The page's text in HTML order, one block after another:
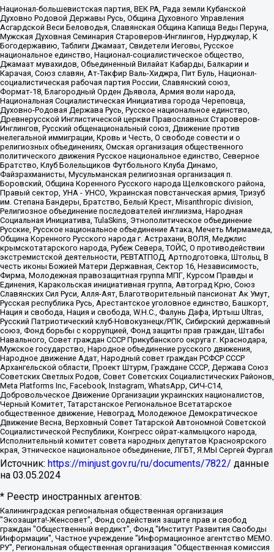
Национал-большевистская партия, ВЕК РА, Рада земли Кубанской
Духовно Родовой Державы Русь, Община Духовного Управления
Асгардской Веси Беловодья, Славянская Община Капища Веды Перуна,
Мужская Духовная Семинария Староверов-Инглингов, Нурджулар, К
Богодержавию, Таблиги Джамаат, Свидетели Иеговы, Русское
национальное единство, Национал-социалистическое общество,
Джамаат мувахидов, Объединенный Вилайат Кабарды, Балкарии и
Карачая, Союз славян, Ат-Такфир Валь-Хиджра, Пит Буль, Национал-
социалистическая рабочая партия России, Славянский союз,
Формат-18, Благородный Орден Дьявола, Армия воли народа,
Национальная Социалистическая Инициатива города Череповца,
Духовно-Родовая Держава Русь, Русское национальное единство,
Древнерусской Инглистической церкви Православных Староверов-
Инглингов, Русский общенациональный союз, Движение против
нелегальной иммиграции, Кровь и Честь, О свободе совести и о
религиозных объединениях, Омская организация общественного
политического движения Русское национальное единство, Северное
Братство, Клуб Болельщиков Футбольного Клуба Динамо,
Файзрахманисты, Мусульманская религиозная организация п.
Боровский, Община Коренного Русского народа Щелковского района,
Правый сектор, УНА - УНСО, Украинская повстанческая армия, Тризуб
им. Степана Бандеры, Братство, Белый Крест, Misanthropic division,
Религиозное объединение последователей инглиизма, Народная
Социальная Инициатива, TulaSkins, Этнополитическое объединение
Русские, Русское национальное объединение Атака, Мечеть Мирмамеда,
Община Коренного Русского народа г. Астрахани, ВОЛЯ, Меджлис
крымскотатарского народа, Рубеж Севера, ТОЙС, О противодействии
экстремистской деятельности, РЕВТАТПОД, Артподготовка, Штольц, В
честь иконы Божией Матери Державная, Сектор 16, Независимость,
Фирма, Молодежная правозащитная группа МПГ, Курсом Правды и
Единения, Каракольская инициативная группа, Автоград Крю, Союз
Славянских Сил Руси, Алля-Аят, Благотворительный пансионат Ак Умут,
Русская республика Русь, Арестантское уголовное единство, Башкорт,
Нация и свобода, Нация и свобода, W.H.С., Фалунь Дафа, Иртыш Ultras,
Русский Патриотический клуб-Новокузнецк/РПК, Сибирский державный
союз, Фонд борьбы с коррупцией, Фонд защиты прав граждан, Штабы
Навального, Совет граждан СССР Прикубанского округа г. Краснодара,
Мужское государство, Народное объединение русского движения,
Народное движение Адат, Народный совет граждан РСФСР СССР
Архангельской области, Проект Штурм, Граждане СССР, Держава Союз
Советских Светлых Родов, Совет Советских Социалистических Районов,
Meta Platforms Inc, Facebook, Instagram, WhatsApp, СИЧ-С14,
Добровольческое Движение Организации украинских националистов,
Черный Комитет, Татарстанское Региональное Всетатарское
общественное движение, Невоград, Молодежное Демократическое
Движение Весна, Верховный Совет Татарской Автономной Советской
Социалистической Республики, Конгресс ойрат-калмыцкого народа,
Исполнительный комитет совета народных депутатов Красноярского
края, Этническое национальное объединение, ЛГБТ, Я.МЫ Сергей Фургал
Источник: https://minjust.gov.ru/ru/documents/7822/ данные
на 03.05.2024
* Реестр иностранных агентов:
Калининградская региональная общественная организация "Экозащита!-Женсовет", Фонд содействия защите прав и свобод граждан "Общественный вердикт", Фонд "Институт Развития Свободы Информации", Частное учреждение "Информационное агентство МЕМО. РУ", Региональная общественная организация "Общественная комиссия по сохранению наследия академика Сахарова", Фонд поддержки свободы прессы, Санкт-Петербургская общественная правозащитная организация "Гражданский контроль", Межрегиональная общественная организация "Информационно-просветительский центр "Мемориал", Региональный Фонд "Центр Защиты Прав Средств Массовой Информации", с 05.12.2023 Фонд "Центр Защиты Прав Средств массовой информации", Региональная общественная благотворительная организация помощи беженцам и мигрантам "Гражданское содействие", Негосударственное образовательное учреждение дополнительного профессионального образования (повышение квалификации) специалистов "АКАДЕМИЯ ПО ПРАВАМ ЧЕЛОВЕКА", Свердловская региональная общественная организация "Сутяжник", Автономная некоммерческая организация "Центр независимых социологических исследований", Союз общественных объединений "Российский исследовательский центр по правам человека", Региональное общественное учреждение научно-информационный центр "МЕМОРИАЛ", Некоммерческая организация "Фонд защиты гласности", Автономная некоммерческая организация "Институт прав человека", Городская общественная организация "Екатеринбургское общество "МЕМОРИАЛ", Городская общественная организация "Рязанское историко-просветительское и правозащитное общество "Мемориал" (Рязанский Мемориал), Челябинский региональный орган общественной самодеятельности – женское общественное объединение "Женщины Евразии", Челябинский региональный орган общественной самодеятельности "Уральская правозащитная группа", Фонд содействия защите здоровья и социальной справедливости имени Андрея Рылькова, Автономная Некоммерческая Организация "Аналитический Центр Юрия Левады", Автономная некоммерческая организация социальной поддержки населения "Проект Апрель", Региональная общественная организация помощи женщинам и детям, находящимся в кризисной ситуации "Информационно-методический центр "Анна", Фонд содействия развитию массовых коммуникаций и правовому просвещению "Так-так-Так", Фонд содействия устойчивому развитию "Серебряная тайга", Свердловский региональный общественный фонд социальных проектов "Новое время", "Idel.Реалии", Кавказ.Реалии, Крым.Реалии, Телеканал Настоящее Время, Татаро-башкирская служба Радио Свобода (Azatliq Radiosi), Радио Свободная Европа/Радио Свобода (PCE/PC), "Сибирь.Реалии", "Фактограф", Благотворительный фонд помощи осужденным и их семьям, Автономная некоммерческая организация "Институт глобализации и социальных движений", Фонд "В защиту прав заключенных", Частное учреждение "Центр поддержки и содействия развитию средств массовой информации", Пензенский региональный общественный благотворительный фонд "Гражданский союз", "Север.Реалии", Некоммерческая организация Фонд "Правовая инициатива", Общество с ограниченной ответственностью "Радио Свободная Европа/Радио Свобода", Чешское информационное агентство "MEDIUM-ORIENT", Красноярская региональная общественная организация "Мы против СПИДа", Камалягин Денис Николаевич, Маркелов Сергей Евгеньевич, Пономарев Лев Александрович, Савицкая Людмила Алексеевна, Автономная некоммерческая организация "Центр по работе с проблемой насилия "НАСИЛИЮ.НЕТ", Межрегиональный профессиональный союз работников здравоохранения "Альянс врачей", Юридическое лицо, зарегистрированное в Латвийской Республике, SIA "Medusa Project" (регистрационный номер 40103797863, дата регистрации 10.06.2014), Некоммерческая организация "Фонд по борьбе с коррупцией", Автономная некоммерческая организация "Институт права и публичной политики", Баданин Роман Сергеевич, Гликин Максим Александрович, Железнова Мария Михайловна, Лукьянова Юлия Сергеевна, Маетная Елизавета Витальевна, Маняхин Петр Борисович, Чуракова Ольга Владимировна, Ярош Юлия Петровна, Юридическое лицо "The Insider SIA", зарегистрированное в Риге, Латвийская Республика (дата регистрации 26.06.2015), являющееся администратором доменного имени интернет-издания "The Insider SIA", https://theins.ru, Постернак Алексей Евгеньевич, Рубин Михаил Аркадьевич, Анин Роман Александрович, Юридическое лицо Istories fonds, зарегистрированное в Латвийской Республике (регистрационный номер 50008295751, дата регистрации 24.02.2020), Великовский Дмитрий Александрович, Долинина Ирина Николаевна, Мароховская Алеся Алексеевна, Шлейнов Роман Юрьевич, Шмагун Олеся Валентиновна, Общество с ограниченной ответственностью "Альтаир 2021", Общество с ограниченной ответственностью "Вега 2021", Общество с ограниченной ответственностью "Главный редактор 2021", Общество с ограниченной ответственностью "Ромашки монолит", Важенков Артем Валерьевич, Ивановская областная общественная организация "Центр гендерных исследований", Гурман Юрий Альбертович, Медиапроект "ОВД-Инфо", Егоров Владимир Владимирович, Жилинский Владимир Александрович, Общество с ограниченной ответственностью "ЗП", Иванова София Юрьевна, Карезина Инна Павловна, Кильтау Екатерина Викторовна, Петров Алексей Викторович, Пискунов Сергей Евгеньевич, Смирнов Сергей Сергеевич, Тихонов Михаил Сергеевич, Общество с ограниченной ответственностью "ЖУРНАЛИСТ-ИНОСТРАННЫЙ АГЕНТ", Арапова Галина Юрьевна, Вольтская Татьяна Анатольевна, Американская компания "Mason G.E.S. Anonymous Foundation" (США), являющаяся владельцем интернет-издания https://mnews.world/, Компания "Stichting Bellingcat", зарегистрированная в Нидерландах (дата регистрации 11.07.2018), Захаров Андрей Вячеславович, Клепиковская Екатерина Дмитриевна, Общество с ограниченной ответственностью "МЕМО", Перл Роман Александрович, Симонов Евгений Алексеевич, Соловьева Елена Анатольевна, Сотников Даниил Владимирович, Сурначева Елизавета Дмитриевна, Автономная некоммерческая организация по защите прав человека и информированию населения "Якутия – Наше Мнение", Общество с ограниченной ответственностью "Москоу диджитал медиа", с 26.01.2023 Общество с ограниченной ответственностью "Чайка Белые сады", Ветошкина Валерия Валерьевна, Заговора Максим Александрович, Межрегиональное общественное движение "Российская ЛГБТ - сеть", Оленичев Максим Владимирович, Павлов Иван Юрьевич, Скворцова Елена Сергеевна, Общество с ограниченной ответственностью "Как бы инагент", Кочетков Игорь Викторович, Общество с ограниченной ответственностью "Честные выборы", Еланчик Олег Александрович, Общество с ограниченной ответственностью "Нобелевский призыв", Гималова Регина Эмилевна, Григорьев Андрей Валерьевич, Григорьева Алина Александровна, Ассоциация по содействию защите прав призывников, альтернативнослужащих и военнослужащих "Правозащитная группа "Гражданин.Армия.Право", Хисамова Регина Фаритовна, Автономная некоммерческая организация по реализации социально-правовых программ "Лилит", Дальневосточное общественное движение "Маяк", Санкт-Петербургская ЛГБТ-инициативная группа "Выход", Инициативная группа ЛГБТ+ "Реверс", Алексеев Андрей Викторович, Бекбулатова Таисия Львовна, Беляев Иван Михайлович, Владыкина Елена Сергеевна, Гельман Марат Александрович, Никульшина Вероника Юрьевна, Толоконникова Надежда Андреевна, Шендерович Виктор Анатольевич, Общество с ограниченной ответственностью "Данное сообщение", Общество с ограниченной ответственностью Издательский дом "Новая глава", Айнбиндер Александра Александровна, Московский комьюнити-центр для ЛГБТ+инициатив, Благотворительный фонд развития филантропии, Deutsche Welle (Германия, Kurt-Schumacher-Strasse 3, 53113 Bonn), Борзунова Мария Михайловна, Воробьев Виктор Викторович, Голубева Анна Львовна, Константинова Алла Михайловна, Малкова Ирина Владимировна, Мурадов Мурад Абдулгалимович, Осетинская Елизавета Николаевна, Понасенков Евгений Николаевич, Ганапольский Матвей Юрьевич, Киселев Евгений Алексеевич, Борухович Ирина Григорьевна, Дремин Иван Тимофеевич, Дубровский Дмитрий Викторович, Красноярская региональная общественная организация поддержки и развития альтернативных образовательных технологий и межкультурных коммуникаций "ИНТЕРРА", Маяковская Екатерина Алексеевна, Фейгин Марк Захарович, Филимонов Андрей Викторович, Дзугкоева Регина Николаевна, Доброхотов Роман Александрович, Дудь Юрий Александрович, Елкин Сергей Владимирович, Кругликов Кирилл Игоревич, Сабунаева Мария Леонидовна, Семенов Алексей Владимирович, Шаинян Карен Багратович, Шульман Екатерина Михайловна, Асафьев Артур Валерьевич, Вахштайн Виктор Семенович, Венедиктов Алексей Алексеевич, Лушникова Екатерина Евгеньевна, Волков Леонид Михайлович, Невзоров Александр Глебович, Пархоменко Сергей Борисович, Сироткин Ярослав Николаевич, Кара-Мурза Владимир Владимирович, Баранова Наталья Владимировна, Гозман Леонид Яковлевич, Кагарлицкий Борис Юльевич, Климарев Михаил Валерьевич, Милов Владимир Станиславович, Автономная некоммерческая организация Краснодарский центр современного искусства "Типография", Моргенштерн Алишер Тагирович, Соболь Любовь Эдуардовна, Общество с ограниченной ответственностью "ЛИЗА НОРМ", Каспаров Гарри Кимович, Ходорковский Михаил Борисович, Общество с ограниченной ответственностью "Апрельские тезисы", Данилович Ирина Брониславовна, Кашин Олег Владимирович, Петров Николай Владимирович, Пивоваров Алексей Владимирович, Соколов Михаил Владимирович, Цветкова Юлия Владимировна, Чичваркин Евгений Александрович, Комитет против пыток/Команда против пыток, Общество с ограниченной ответственностью "Первый научный", Общество с ограниченной ответственностью "Вертолет и ко", Белоцерковская Вероника Борисовна, Кац Максим Евгеньевич, Лазарева Татьяна Юрьевна, Шаведдинов Руслан Табризович, Яшин Илья Валерьевич, Общество с ограниченной ответственностью "Иноагент ААВ", Алешковский Дмитрий Петрович, Альбац Евгения Марковна, Быков Дмитрий Львович, Галямина Юлия Евгеньевна, Лойко Сергей Леонидович, Мартынов Кирилл Константинович, Медведев Сергей Александрович, Крашенинников Федор Геннадиевич, Гордеева Катерина Вл